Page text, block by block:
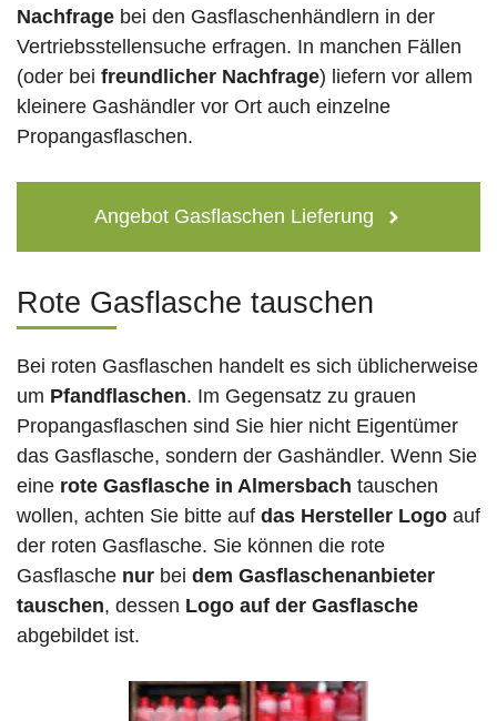
Nachfrage bei den Gasflaschenhändlern in der
Vertriebsstellensuche erfragen. In manchen Fällen
(oder bei freundlicher Nachfrage) liefern vor allem
kleinere Gashändler vor Ort auch einzelne
Propangasflaschen.
Angebot Gasflaschen Lieferung
Rote Gasflasche tauschen
Bei roten Gasflaschen handelt es sich üblicherweise
um Pfandflaschen. Im Gegensatz zu grauen
Propangasflaschen sind Sie hier nicht Eigentümer
das Gasflasche, sondern der Gashändler. Wenn Sie
eine rote Gasflasche in Almersbach tauschen
wollen, achten Sie bitte auf das Hersteller Logo auf
der roten Gasflasche. Sie können die rote
Gasflasche nur bei dem Gasflaschenanbieter
tauschen, dessen Logo auf der Gasflasche
abgebildet ist.